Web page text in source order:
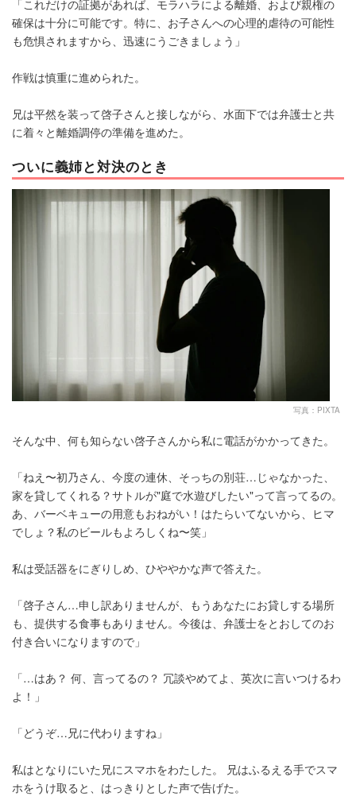
「これだけの証拠があれば、モラハラによる離婚、および親権の
確保は十分に可能です。特に、お子さんへの心理的虐待の可能性
も危惧されますから、迅速にうごきましょう」
作戦は慎重に進められた。
兄は平然を装って啓子さんと接しながら、水面下では弁護士と共
に着々と離婚調停の準備を進めた。
ついに義姉と対決のとき
写真：PIXTA
そんな中、何も知らない啓子さんから私に電話がかかってきた。
「ねえ〜初乃さん、今度の連休、そっちの別荘…じゃなかった、
家を貸してくれる？サトルが"庭で水遊びしたい"って言ってるの。
あ、バーベキューの用意もおねがい！はたらいてないから、ヒマ
でしょ？私のビールもよろしくね〜笑」
私は受話器をにぎりしめ、ひややかな声で答えた。
「啓子さん…申し訳ありませんが、もうあなたにお貸しする場所
も、提供する食事もありません。今後は、弁護士をとおしてのお
付き合いになりますので」
「…はあ？ 何、言ってるの？ 冗談やめてよ、英次に言いつけるわ
よ！」
「どうぞ…兄に代わりますね」
私はとなりにいた兄にスマホをわたした。 兄はふるえる手でスマ
ホをうけ取ると、はっきりとした声で告げた。